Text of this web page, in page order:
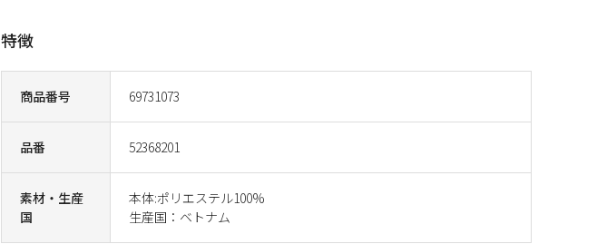
商品番号 69731073
品番 52368201
素材・生産
国
本体:ポリエステル100%
生産国：ベトナム
特徴